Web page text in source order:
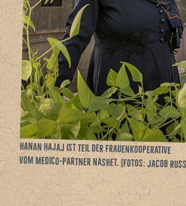
Hanan Hajaj ist Teil der Frauenkooperative
vom medico-Partner Nashet. (Fotos: Jacob